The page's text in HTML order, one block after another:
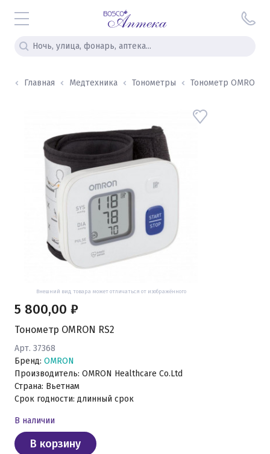
Главная Медтехника Тонометры Тонометр OMRON
Внешний вид товара может отличаться от изображённого
Тонометр OMRON RS2
Арт. 37368
Бренд: OMRON
Производитель: OMRON Healthcare Co.Ltd
Страна: Вьетнам
Срок годности: длинный срок
5 800,00 ₽
В наличии
В корзину